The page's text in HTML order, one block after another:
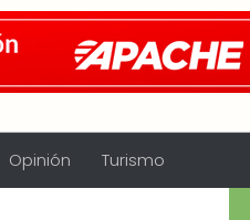
Opinión Turismo